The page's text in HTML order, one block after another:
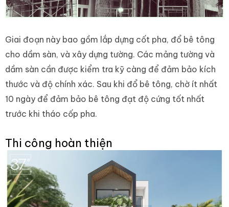
Giai đoạn này bao gồm lắp dựng cốt pha, đổ bê tông
cho dầm sàn, và xây dựng tường. Các mảng tường và
dầm sàn cần được kiểm tra kỹ càng để đảm bảo kích
thước và độ chính xác. Sau khi đổ bê tông, chờ ít nhất
10 ngày để đảm bảo bê tông đạt độ cứng tốt nhất
trước khi tháo cốp pha.
Thi công hoàn thiện